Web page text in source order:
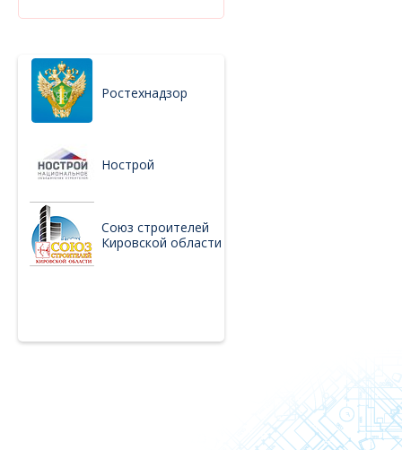
Ростехнадзор
Нострой
Союз строителей
Кировской области